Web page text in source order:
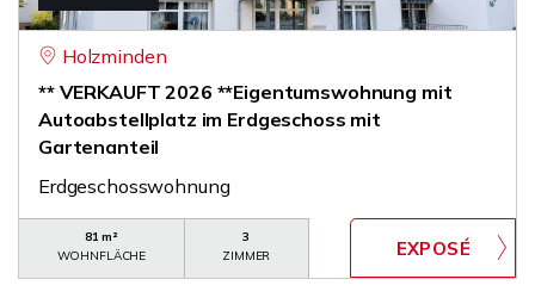
Holzminden
** VERKAUFT 2026 **Eigentumswohnung mit
Autoabstellplatz im Erdgeschoss mit
Gartenanteil
Erdgeschosswohnung
81 m²
WOHNFLÄCHE
3
ZIMMER